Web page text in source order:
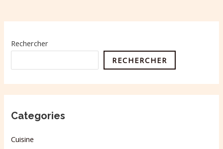
Rechercher
RECHERCHER
Categories
Cuisine